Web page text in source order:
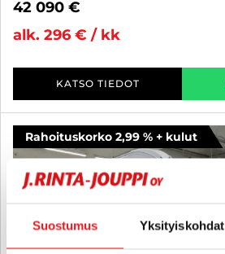
Suostumus Yksityiskohdat
42 090 €
alk. 296 € / kk
KATSO TIEDOT
Rahoituskorko 2,99 % + kulut